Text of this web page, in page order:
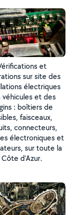
et
sur site des
électriques
véhicules et des
: boîtiers de
faisceaux,
connecteurs,
électroniques et
sur toute la
Côte d’Azur.